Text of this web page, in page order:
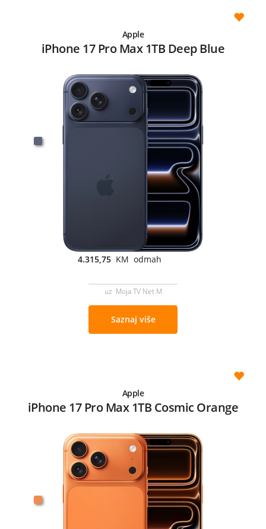
Apple
iPhone 17 Pro Max 1TB Deep Blue
4.315,75 KM odmah
uz Moja TV Net M
Saznaj više
Apple
iPhone 17 Pro Max 1TB Cosmic Orange